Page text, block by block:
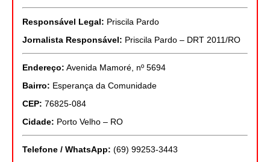
Responsável Legal: Priscila Pardo
Jornalista Responsável: Priscila Pardo – DRT 2011/RO
Endereço: Avenida Mamoré, nº 5694
Bairro: Esperança da Comunidade
CEP: 76825-084
Cidade: Porto Velho – RO
Telefone / WhatsApp: (69) 99253-3443